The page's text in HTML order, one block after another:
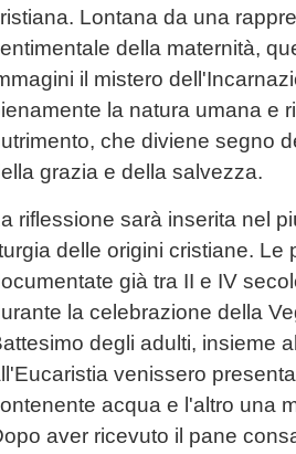
Lontana da una
della maternità,
il mistero
la natura umana e
che diviene segno
grazia e della salvezza.
riflessione sarà inserita nel
delle origini cristiane. Le
già tra II e IV
la celebrazione della
degli adulti, insieme
venissero
acqua e l'altro una
aver ricevuto il pane